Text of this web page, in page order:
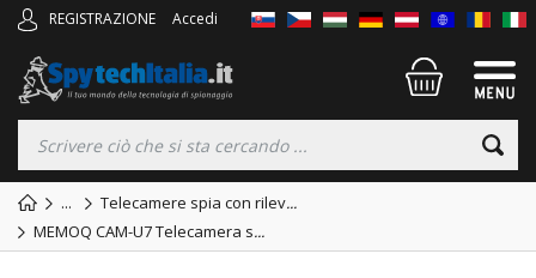
REGISTRAZIONE Accedi
... Telecamere spia con rilev...
MEMOQ CAM-U7 Telecamera s...